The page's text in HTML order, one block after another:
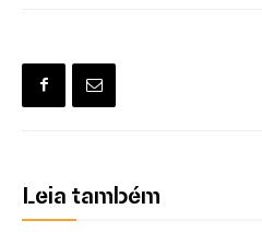
Leia também